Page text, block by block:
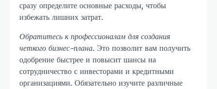
сразу определите основные расходы, чтобы
избежать лишних затрат.
Обратитесь к профессионалам для создания
четкого бизнес-плана. Это позволит вам получить
одобрение быстрее и повысит шансы на
сотрудничество с инвесторами и кредитными
организациями. Обязательно изучите различные